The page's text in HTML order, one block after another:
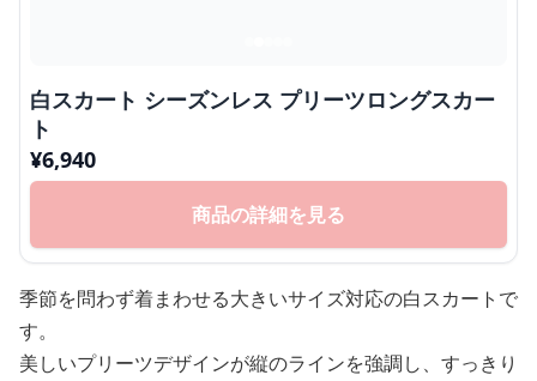
白スカート シーズンレス プリーツロングスカー
ト
¥6,940
商品の詳細を見る
季節を問わず着まわせる大きいサイズ対応の白スカートで
す。
美しいプリーツデザインが縦のラインを強調し、すっきり